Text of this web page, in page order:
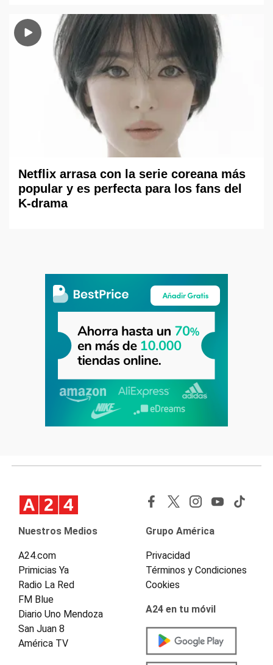
Netflix arrasa con la serie coreana más
popular y es perfecta para los fans del
K-drama
Nuestros Medios
A24.com
Primicias Ya
Radio La Red
FM Blue
Diario Uno Mendoza
San Juan 8
América TV
Grupo América
Privacidad
Términos y Condiciones
Cookies
A24 en tu móvil